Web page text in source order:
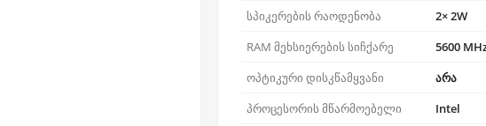
სპიკერების რაოდენობა
2× 2W
RAM მეხსიერების სიჩქარე
5600
ოპტიკური დისკწამყვანი
არა
პროცესორის მწარმოებელი
Intel